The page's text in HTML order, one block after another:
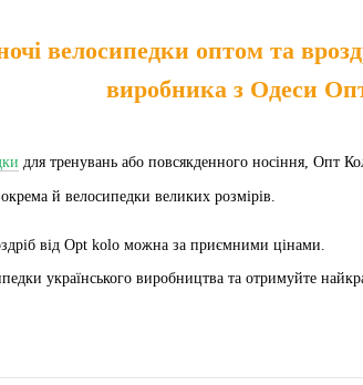
велосипедки оптом та
виробника з Одеси
для тренувань або повсякденного носіння, Опт
й велосипедки великих розмірів.
від Opt kolo можна за приємними цінами.
українського виробництва та отримуйте